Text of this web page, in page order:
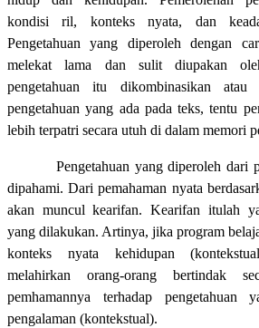
kondisi ril, konteks nyata, dan
Pengetahuan yang diperoleh dengan
melekat lama dan sulit diupakan
pengetahuan itu dikombinasikan atau
pengetahuan yang ada pada teks, tentu
lebih terpatri secara utuh di dalam memori
Pengetahuan yang diperoleh dari
dipahami. Dari pemahaman nyata
akan muncul kearifan. Kearifan itulah
yang dilakukan. Artinya, jika program
konteks nyata kehidupan
melahirkan orang-orang bertindak
pemhamannya terhadap pengetahuan
pengalaman (kontekstual).